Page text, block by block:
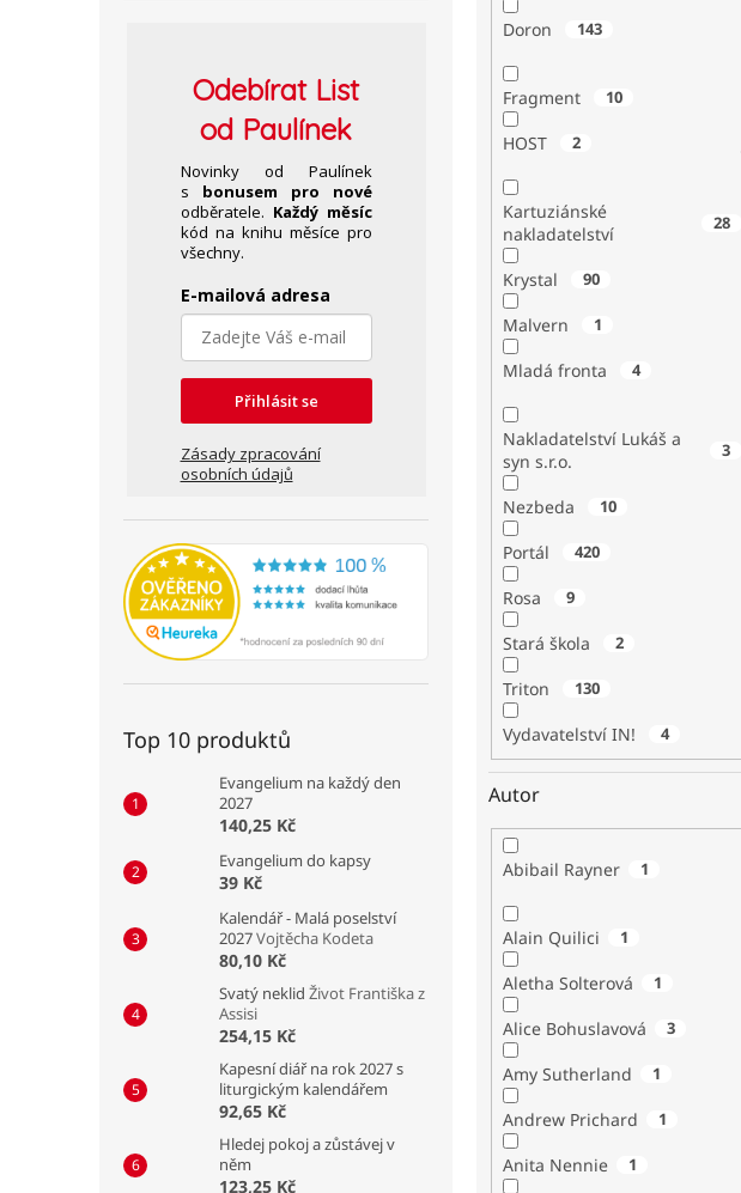
OdebíratList
od Paulínek
Novinky od Paulínek
s bonusem pro nové
odběratele. Každý měsíc
kód na knihu měsíce pro
všechny.
E-mailová adresa
Přihlásit se
Zásady zpracování
osobních údajů
Top 10 produktů
Evangelium na každý den
2027
140,25 Kč
Evangelium do kapsy
39 Kč
Kalendář - Malá poselství
2027Vojtěcha Kodeta
80,10 Kč
Svatý neklid Život Františka z
Assisi
254,15 Kč
Kapesní diář na rok 2027 s
liturgickým kalendářem
92,65 Kč
Hledej pokoj a zůstávej v
něm
123,25 Kč
Doron 143
Fragment 10
HOST 2
Kartuziánské
nakladatelství
28
Krystal 90
Malvern 1
Mladá fronta 4
Nakladatelství Lukáš a
syn s.r.o.
3
Nezbeda 10
Portál 420
Rosa 9
Stará škola 2
Triton 130
Vydavatelství IN! 4
Autor
Abibail Rayner 1
Alain Quilici 1
Aletha Solterová 1
Alice Bohuslavová 3
Amy Sutherland 1
Andrew Prichard 1
Anita Nennie 1